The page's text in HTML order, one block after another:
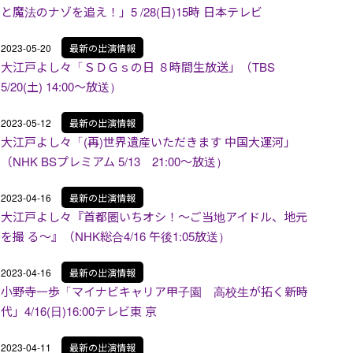
と魔法のナゾを追え！」5 /28(日)15時 日本テレビ
2023-05-20 最新の出演情報
大江戸よし々「ＳＤＧｓの日 ８時間生放送」（TBS
5/20(土) 14:00～放送）
2023-05-12 最新の出演情報
大江戸よし々「(再)世界遺産いただきます 中国大運河」
（NHK BSプレミアム 5/13 21:00～放送）
2023-04-16 最新の出演情報
大江戸よし々『首都圏いちオシ！〜ご当地アイドル、地元
を撮 る〜』（NHK総合4/16 午後1:05放送）
2023-04-16 最新の出演情報
小野寺一歩「マイナビキャリア甲子園 高校生が拓く新時
代」4/16(日)16:00テレビ東 京
2023-04-11 最新の出演情報